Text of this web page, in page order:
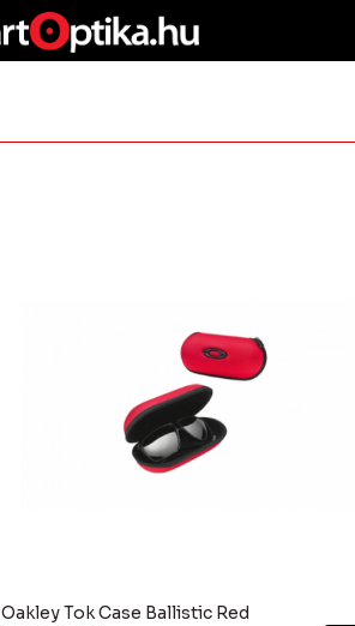
Oakley Tok Case Ballistic Red